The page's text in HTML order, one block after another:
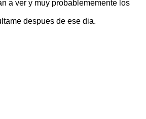
a ver y muy probablememente los
despues de ese dia.